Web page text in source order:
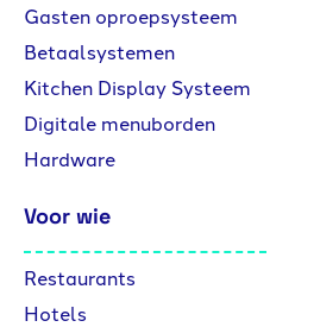
Gasten oproepsysteem
Betaalsystemen
Kitchen Display Systeem
Digitale menuborden
Hardware
Voor wie
Restaurants
Hotels